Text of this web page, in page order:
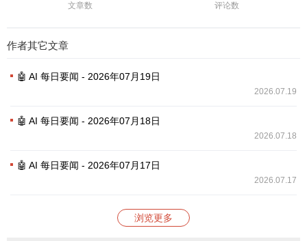
文章数 评论数
作者其它文章
🤖 AI 每日要闻 - 2026年07月19日
2026.07.19
🤖 AI 每日要闻 - 2026年07月18日
2026.07.18
🤖 AI 每日要闻 - 2026年07月17日
2026.07.17
浏览更多